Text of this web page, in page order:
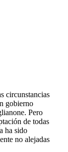
circunstancias
gobierno
Pero
de todas
ha sido
no alejadas